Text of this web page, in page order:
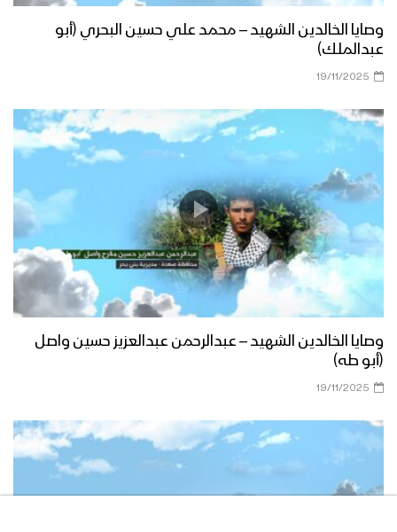
وصايا الخالدين الشهيد – محمد علي حسين البحري (أبو
عبدالملك)
19/11/2025
وصايا الخالدين الشهيد – عبدالرحمن عبدالعزيز حسين واصل
(أبو طه)
19/11/2025